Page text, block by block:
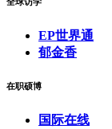
EP世界通
郁金香
在职硕博
国际在线